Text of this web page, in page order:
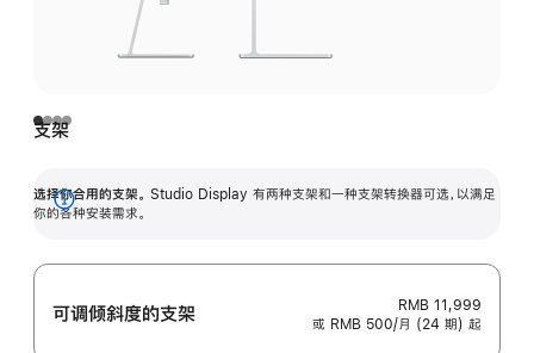
支架
选择你合用的支架。 Studio Display 有两种支架和一种支架转换器可选，以满足
你的各种安装需求。
展
可调倾斜度的支架
RMB 11,999
或 RMB 500/月 (24 期) 起